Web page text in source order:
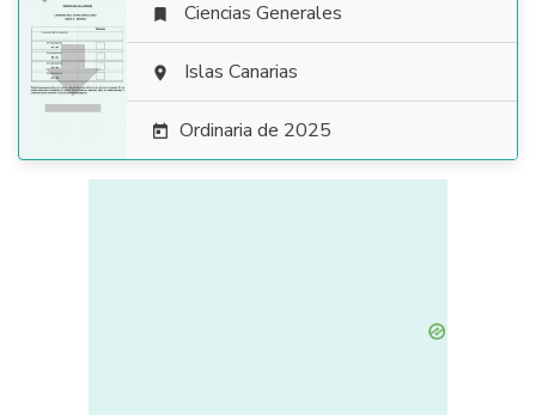

 Ciencias Generales
 Islas Canarias
 Ordinaria de 2025